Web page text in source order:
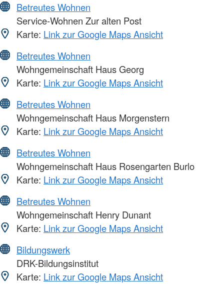
Betreutes Wohnen
Service-Wohnen Zur alten Post
Karte: Link zur Google Maps Ansicht
Betreutes Wohnen
Wohngemeinschaft Haus Georg
Karte: Link zur Google Maps Ansicht
Betreutes Wohnen
Wohngemeinschaft Haus Morgenstern
Karte: Link zur Google Maps Ansicht
Betreutes Wohnen
Wohngemeinschaft Haus Rosengarten Burlo
Karte: Link zur Google Maps Ansicht
Betreutes Wohnen
Wohngemeinschaft Henry Dunant
Karte: Link zur Google Maps Ansicht
Bildungswerk
DRK-Bildungsinstitut
Karte: Link zur Google Maps Ansicht